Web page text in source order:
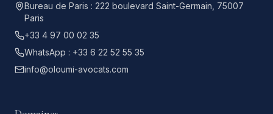
Bureau de Paris : 222 boulevard Saint-Germain, 75007
Paris
+33 4 97 00 02 35
WhatsApp : +33 6 22 52 55 35
info@oloumi-avocats.com